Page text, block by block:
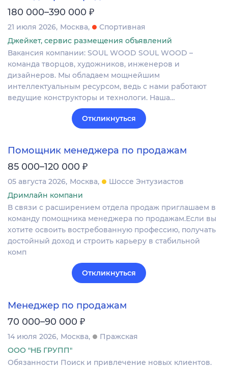
180 000–390 000 ₽
21 июля 2026 Москва
Спортивная
Джейкет, сервис размещения объявлений
Вакансия компании: SOUL WOOD SOUL WOOD –
команда творцов, художников, инженеров и
дизайнеров. Мы обладаем мощнейшим
интеллектуальным ресурсом, ведь с нами работают
ведущие конструкторы и технологи. Наша…
Откликнуться
Помощник менеджера по продажам
85 000–120 000 ₽
05 августа 2026 Москва
Шоссе Энтузиастов
Дримлайн компани
В связи с расширением отдела продаж приглашаем в
команду помощника менеджера по продажам.Если вы
хотите освоить востребованную профессию, получать
достойный доход и строить карьеру в стабильной
комп
Откликнуться
Менеджер по продажам
70 000–90 000 ₽
14 июля 2026 Москва
Пражская
ООО "НБ ГРУПП"
Обязанности Поиск и привлечение новых клиентов.